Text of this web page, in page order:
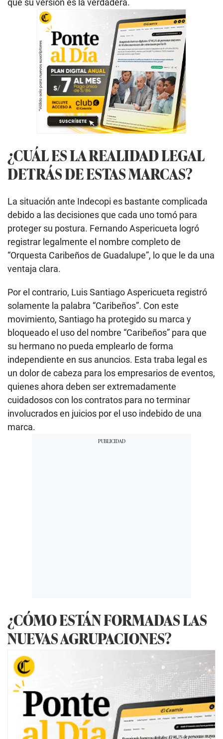
que su versión es la verdadera.
¿CUÁL ES LA REALIDAD LEGAL
DETRÁS DE ESTAS MARCAS?
La situación ante Indecopi es bastante complicada
debido a las decisiones que cada uno tomó para
proteger su postura. Fernando Aspericueta logró
registrar legalmente el nombre completo de
“Orquesta Caribeños de Guadalupe”, lo que le da una
ventaja clara.
Por el contrario, Luis Santiago Aspericueta registró
solamente la palabra “Caribeños”. Con este
movimiento, Santiago ha protegido su marca y
bloqueado el uso del nombre “Caribeños” para que
su hermano no pueda emplearlo de forma
independiente en sus anuncios. Esta traba legal es
un dolor de cabeza para los empresarios de eventos,
quienes ahora deben ser extremadamente
cuidadosos con los contratos para no terminar
involucrados en juicios por el uso indebido de una
marca.
¿CÓMO ESTÁN FORMADAS LAS
NUEVAS AGRUPACIONES?